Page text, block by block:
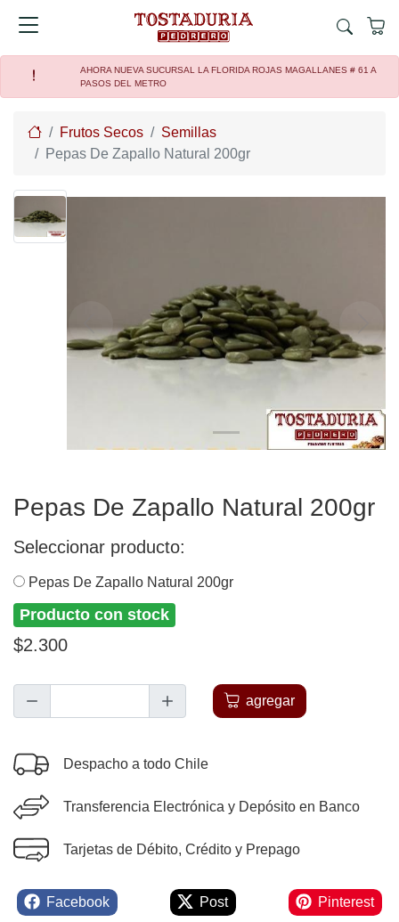
AHORA NUEVA SUCURSAL LA FLORIDA ROJAS MAGALLANES # 61 A
PASOS DEL METRO
HomeFrutos Secos
Semillas
Pepas De Zapallo Natural 200gr
Previous Next
Pepas De Zapallo Natural 200gr
Seleccionar producto:
Pepas De Zapallo Natural 200gr
Producto con stock
$2.300
agregar
Despacho a todo Chile
Transferencia Electrónica y Depósito en Banco
Tarjetas de Débito, Crédito y Prepago
Facebook Post Pinterest